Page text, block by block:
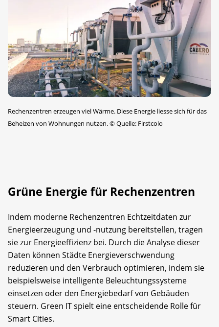
Rechenzentren erzeugen viel Wärme. Diese Energie liesse sich für das
Beheizen von Wohnungen nutzen.©Quelle: Firstcolo
Grüne Energie für Rechenzentren
Indem moderne Rechenzentren Echtzeitdaten zur
Energieerzeugung und -nutzung bereitstellen, tragen
sie zur Energieeffizienz bei. Durch die Analyse dieser
Daten können Städte Energieverschwendung
reduzieren und den Verbrauch optimieren, indem sie
beispielsweise intelligente Beleuchtungssysteme
einsetzen oder den Energiebedarf von Gebäuden
steuern. Green IT spielt eine entscheidende Rolle für
Smart Cities.